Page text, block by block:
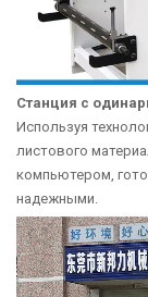
Станция с
Используя
листового
компьютером,
надежными.